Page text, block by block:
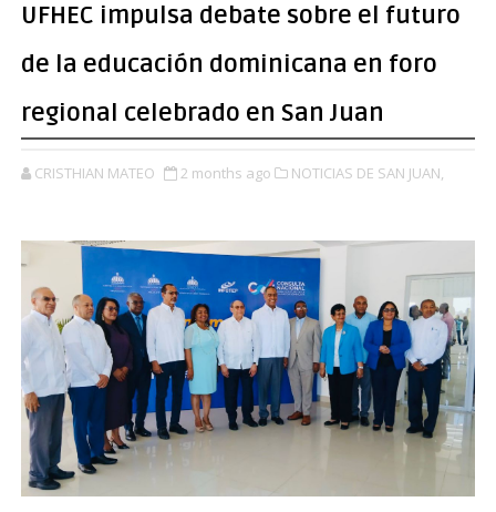
UFHEC impulsa debate sobre el futuro
de la educación dominicana en foro
regional celebrado en San Juan
CRISTHIAN MATEO 2 months ago NOTICIAS DE SAN JUAN,